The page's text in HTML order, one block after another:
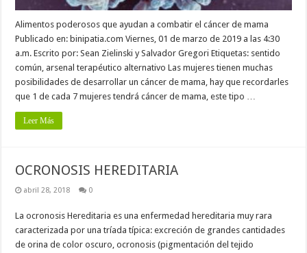
Alimentos poderosos que ayudan a combatir el cáncer de mama
Publicado en: binipatia.com Viernes, 01 de marzo de 2019 a las 4:30
a.m. Escrito por: Sean Zielinski y Salvador Gregori Etiquetas: sentido
común, arsenal terapéutico alternativo Las mujeres tienen muchas
posibilidades de desarrollar un cáncer de mama, hay que recordarles
que 1 de cada 7 mujeres tendrá cáncer de mama, este tipo …
Leer Más
OCRONOSIS HEREDITARIA
abril 28, 2018 0
La ocronosis Hereditaria es una enfermedad hereditaria muy rara
caracterizada por una tríada típica: excreción de grandes cantidades
de orina de color oscuro, ocronosis (pigmentación del tejido